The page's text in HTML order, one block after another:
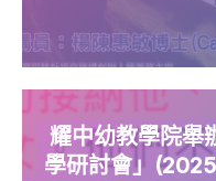
耀中幼教學院舉
學研討會」